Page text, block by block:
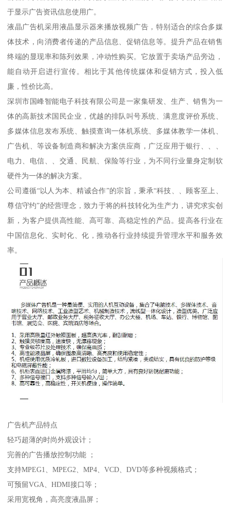
于显示广告资讯信息使用广。
液晶广告机采用液晶显示器来播放视频广告，特别适合的综合多媒
体技术，向消费者传递的产品信息、促销信息等。提升产品在销售
终端的显现率和陈列效果，冲动性购买。它放置于卖场产品旁边，
能自动开启进行宣传。相比于其他传统媒体和促销方式，投入低
廉，性价比高。
深圳市国峰智能电子科技有限公司是一家集研发、生产、销售为一
体的高新技术国民企业，优越的排队叫号系统、满意度评价系统、
多媒体信息发布系统、触摸查询一体机系统、多媒体教学一体机、
广告机、等设备制造商和解决方案供应商，广泛应用于银行、、、
电力、电信、、交通、民航、保险等行业，为不同行业量身定制软
硬件为一体的解决方案。
公司遵循“以人为本、精诚合作”的宗旨，秉承“科技、、顾客至上、
尊信守约”的经营理念，致力于将的科技转化为生产力，讲究求实创
新，为客户提供高性能、高可靠、高稳定性的产品。提高各行业在
中国信息化、实时化、化，推动各行业持续提升管理水平和服务效
率。
广告机产品特点
轻巧超薄的时尚外观设计；
完善的广告播放控制功能 ；
支持MPEG1、MPEG2、MP4、VCD、DVD等多种视频格式；
可预留VGA、HDMI接口等；
采用宽视角，高亮度液晶屏；